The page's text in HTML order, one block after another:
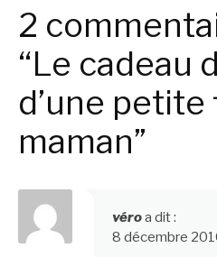
suite
2
“Le cadeau
d’une petite
maman”
véroa dit :
8 décembre